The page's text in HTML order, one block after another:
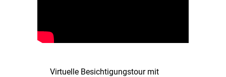
Virtuelle Besichtigungstour mit